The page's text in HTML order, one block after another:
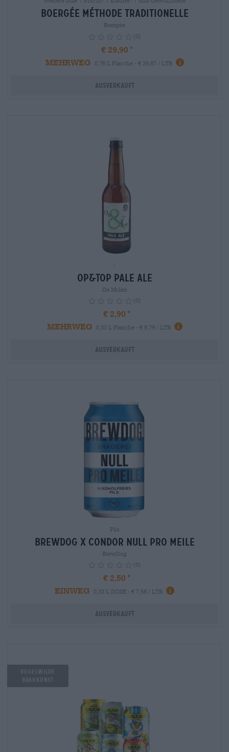
BOERGÉE Méthode Traditionelle
Boergée
(0)
€ 29,90
MEHRWEG
0,75 L Flasche - € 39,87 / LTR info
Ausverkauft
-
Op&Top Pale Ale
De Molen
(0)
€ 2,90
MEHRWEG
0,33 L Flasche - € 8,79 / LTR info
Ausverkauft
Pils
BrewDog x Condor Null Pro Meile
BrewDog
(0)
€ 2,50
EINWEG
0,33 L DOSE - € 7,58 / LTR info
Ausverkauft
Vogelwilde
Braukunst